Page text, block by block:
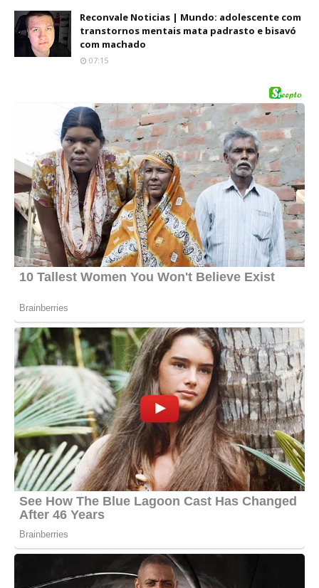
Reconvale Noticias | Mundo: adolescente com
transtornos mentais mata padrasto e bisavó
com machado
07:15